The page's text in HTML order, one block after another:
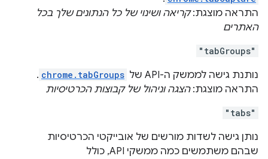
התראה מוצגת:קריאה ושינוי של כל הנתונים שלך בכל
האתרים
"tabGroups"
נותנת גישה לממשק ה-API של chrome.tabGroups
.
התראה מוצגת:הצגה וניהול של קבוצות הכרטיסיות
"tabs"
נותן גישה לשדות מורשים של אובייקטי הכרטיסיות
שבהם משתמשים כמה ממשקי API, כולל